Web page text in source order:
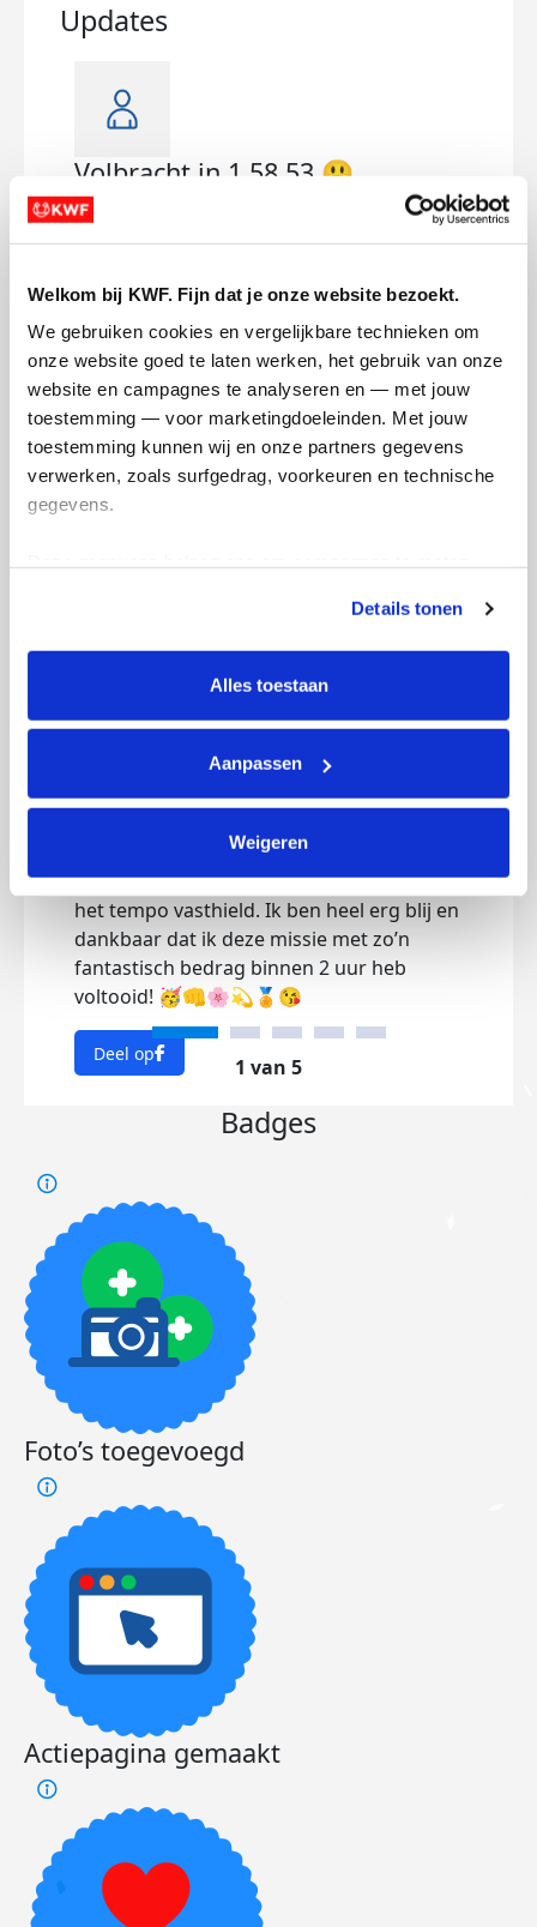
Welkom bij KWF. Fijn dat je onze website bezoekt.
We gebruiken cookies en vergelijkbare technieken om
onze website goed te laten werken, het gebruik van onze
website en campagnes te analyseren en — met jouw
toestemming — voor marketingdoeleinden. Met jouw
toestemming kunnen wij en onze partners gegevens
verwerken, zoals surfgedrag, voorkeuren en technische
gegevens.
tonen. Je kunt je toestemming op elk moment wijzigen of
intrekken via Cookie instellingen onderaan de pagina. De
lijst met cookies is te vinden in het tabblad “details”.
Details tonen
Alles toestaan
Aanpassen
Weigeren
Updates
Volbracht in 1.58.53 😃
zondag 18 mei 2025
Super gelopen ondanks de warmte. Vanaf
(aanmoediging van 3 kids 🥰) en het
goede doel zorgden ervoor dat ik steady
het tempo vasthield. Ik ben heel erg blij en
dankbaar dat ik deze missie met zo’n
fantastisch bedrag binnen 2 uur heb
voltooid! 🥳👊🌸💫🏅😘
Deel op
De
1 van 5
Badges
Foto’s toegevoegd
Actiepagina gemaakt